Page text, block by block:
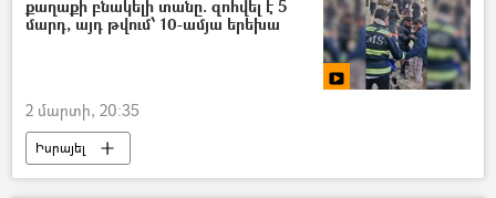
քաղաքի բնակելի տանը. զոհվել է 5
մարդ, այդ թվում՝ 10-ամյա երեխա
2 մարտի, 20:35
Իսրայել
Իրանի Իսլամական Հանրապետություն